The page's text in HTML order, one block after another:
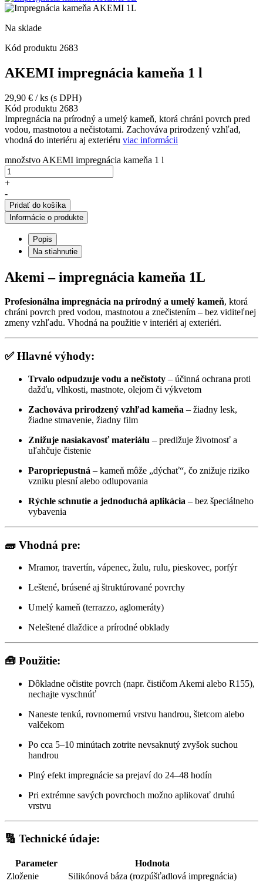
Na sklade
Kód produktu 2683
AKEMI impregnácia kameňa 1 l
29,90 € / ks (s DPH)
Kód produktu 2683
Impregnácia na prírodný a umelý kameň, ktorá chráni povrch pred
vodou, mastnotou a nečistotami. Zachováva prirodzený vzhľad,
vhodná do interiéru aj exteriéru viac informácii
množstvo AKEMI impregnácia kameňa 1 l
+
-
Pridať do košíka
Informácie o produkte
Popis
Na stiahnutie
Akemi – impregnácia kameňa 1L
Profesionálna impregnácia na prírodný a umelý kameň, ktorá
chráni povrch pred vodou, mastnotou a znečistením – bez viditeľnej
zmeny vzhľadu. Vhodná na použitie v interiéri aj exteriéri.
✅ Hlavné výhody:
Trvalo odpudzuje vodu a nečistoty – účinná ochrana proti
dažďu, vlhkosti, mastnote, olejom či výkvetom
Zachováva prirodzený vzhľad kameňa – žiadny lesk,
žiadne stmavenie, žiadny film
Znižuje nasiakavosť materiálu – predlžuje životnosť a
uľahčuje čistenie
Paropriepustná – kameň môže „dýchať“, čo znižuje riziko
vzniku plesní alebo odlupovania
Rýchle schnutie a jednoduchá aplikácia – bez špeciálneho
vybavenia
🧱 Vhodná pre:
Mramor, travertín, vápenec, žulu, rulu, pieskovec, porfýr
Leštené, brúsené aj štruktúrované povrchy
Umelý kameň (terrazzo, aglomeráty)
Neleštené dlaždice a prírodné obklady
🧰 Použitie:
Dôkladne očistite povrch (napr. čističom Akemi alebo R155),
nechajte vyschnúť
Naneste tenkú, rovnomernú vrstvu handrou, štetcom alebo
valčekom
Po cca 5–10 minútach zotrite nevsaknutý zvyšok suchou
handrou
Plný efekt impregnácie sa prejaví do 24–48 hodín
Pri extrémne savých povrchoch možno aplikovať druhú
vrstvu
🔢 Technické údaje:
Parameter
Hodnota
Zloženie
Silikónová báza (rozpúšťadlová impregnácia)